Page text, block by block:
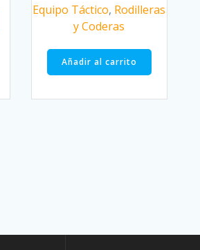
Equipo Táctico, Rodilleras
y Coderas
Añadir al carrito